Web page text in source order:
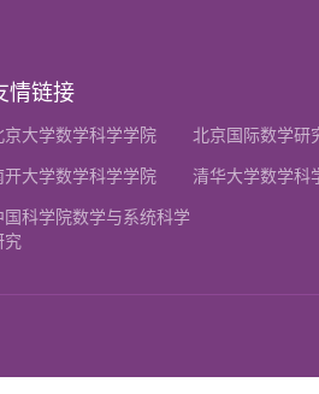
情链接
京大学数学科学学院 北京国际数学研
开大学数学科学学院 清华大学数学科
国科学院数学与系统科学
究